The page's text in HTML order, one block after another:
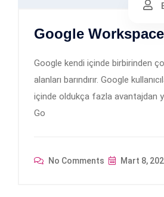
Google
Google kendi içinde birbirinden
alanları barındırır. Google
içinde oldukça fazla avantajdan
Go
No Comments Mart 8,